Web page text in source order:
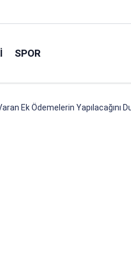
SPOR
Ek Ödemelerin Yapılacağını